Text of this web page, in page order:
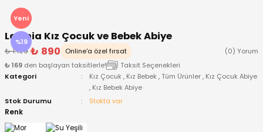
Yeni
%19
Lavinia Kız Çocuk ve Bebek Abiye
₺ 1.100 ₺ 890 Online'a özel fırsat
(0) Yorum
₺ 169 den başlayan taksitlerle!
Taksit Seçenekleri
Kategori
Kız Çocuk , Kız Bebek ,Tüm Ürünler , Kız Çocuk Abiye
, Kız Bebek Abiye
Stok Durumu
Stokta var
Renk
Giyim
Bere ve Eldiven
Body
Body
ve Patik
Çıkışı ve Zıbın Seti